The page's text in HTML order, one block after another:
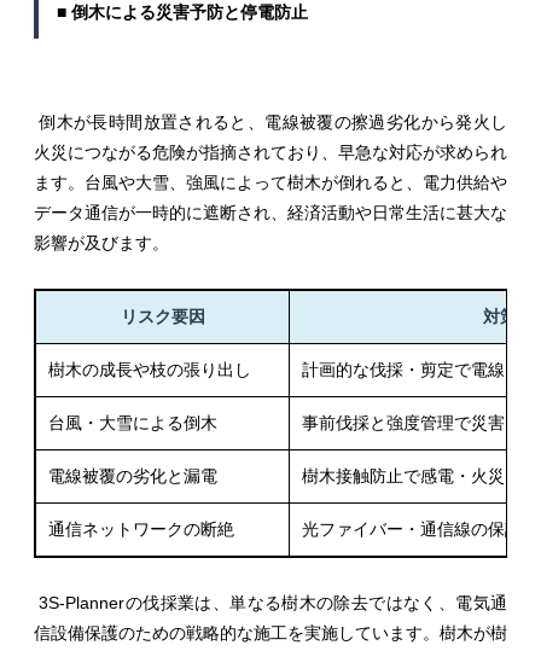
■ 倒木による災害予防と停電防止
倒木が長時間放置されると、電線被覆の擦過劣化から発火し
火災につながる危険が指摘されており、早急な対応が求められ
ます。台風や大雪、強風によって樹木が倒れると、電力供給や
データ通信が一時的に遮断され、経済活動や日常生活に甚大な
影響が及びます。
リスク要因 対策と
樹木の成長や枝の張り出し 計画的な伐採・剪定で電線と
台風・大雪による倒木 事前伐採と強度管理で災害リ
電線被覆の劣化と漏電 樹木接触防止で感電・火災リ
通信ネットワークの断絶 光ファイバー・通信線の保護
3S-Plannerの伐採業は、単なる樹木の除去ではなく、電気通
信設備保護のための戦略的な施工を実施しています。樹木が樹